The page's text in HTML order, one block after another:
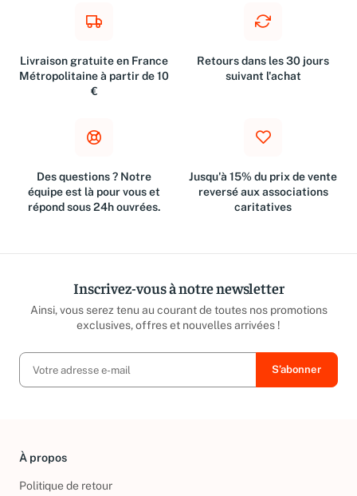
Livraison gratuite en France
Métropolitaine à partir de 10
€
Retours dans les 30 jours
suivant l'achat
Des questions ? Notre
équipe est là pour vous et
répond sous 24h ouvrées.
Jusqu'à 15% du prix de vente
reversé aux associations
caritatives
Inscrivez-vous à notre newsletter
Ainsi, vous serez tenu au courant de toutes nos promotions
exclusives, offres et nouvelles arrivées !
À propos
Politique de retour